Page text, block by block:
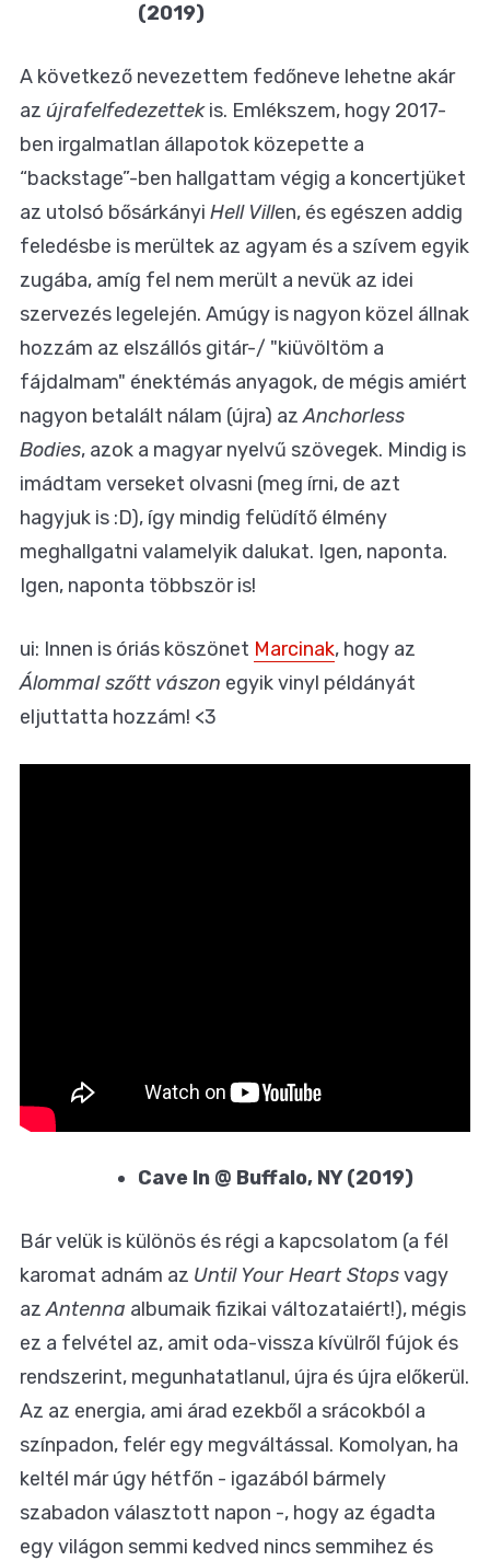
(2019)
A következő nevezettem fedőneve lehetne akár
az újrafelfedezettekis. Emlékszem, hogy 2017-
ben irgalmatlan állapotok közepette a
“backstage”-ben hallgattam végig a koncertjüket
az utolsó bősárkányi Hell Villen, és egészen addig
feledésbe is merültek az agyam és a szívem egyik
zugába, amíg fel nem merült a nevük az idei
szervezés legelején. Amúgy is nagyon közel állnak
hozzám az elszállós gitár-/ "kiüvöltöm a
fájdalmam" énektémás anyagok, de mégis amiért
nagyon betalált nálam (újra) azAnchorless
Bodies, azok a magyar nyelvű szövegek. Mindig is
imádtam verseket olvasni (meg írni, de azt
hagyjuk is :D), így mindig felüdítő élmény
meghallgatni valamelyik dalukat. Igen, naponta.
Igen, naponta többször is!
ui: Innen is óriás köszönet Marcinak, hogy az
Álommal szőtt vászon egyik vinyl példányát
eljuttatta hozzám! <3
Cave In @ Buffalo, NY (2019)
Bár velük is különös és régi a kapcsolatom (a fél
karomat adnám az Until Your Heart Stopsvagy
azAntenna albumaik fizikai változataiért!), mégis
ez a felvétel az, amit oda-vissza kívülről fújok és
rendszerint, megunhatatlanul, újra és újra előkerül.
Az az energia, ami árad ezekből a srácokból a
színpadon, felér egy megváltással. Komolyan, ha
keltél már úgy hétfőn - igazából bármely
szabadon választott napon -, hogy az égadta
egy világon semmi kedved nincs semmihez és